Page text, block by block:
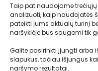
Taip pat naudojame
analizuoti, kaip naudojatės
pateikti jums aktualų turinį
naršyklėje bus saugomi tik
Galite pasirinkti įjungti arba
slapukus, tačiau išjungus
naršymo rezultatai.
ЧЗВ
Контакты
MB Motolimitas
К. п.304891451